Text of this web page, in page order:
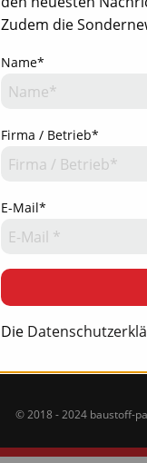
Jahr 2023
© 2018 - 2024 baustoff-
Zudem die
Name*
Firma / Betrieb*
E-Mail*
Die